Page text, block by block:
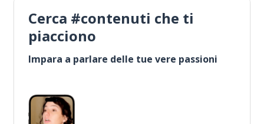
Cerca #contenuti che ti
piacciono
Impara a parlare delle tue vere passioni